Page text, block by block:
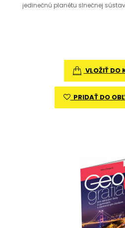
jedinečnú planétu slnečnej
VLOŽIŤ DO
PRIDAŤ DO